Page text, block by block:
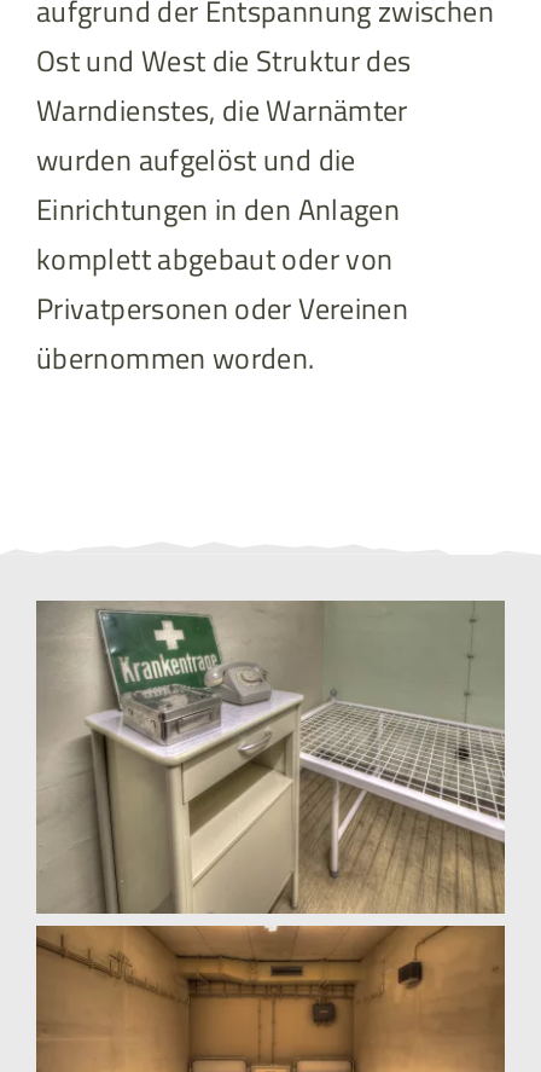
aufgrund der Entspannung zwischen
Ost und West die Struktur des
Warndienstes, die Warnämter
wurden aufgelöst und die
Einrichtungen in den Anlagen
komplett abgebaut oder von
Privatpersonen oder Vereinen
übernommen worden.